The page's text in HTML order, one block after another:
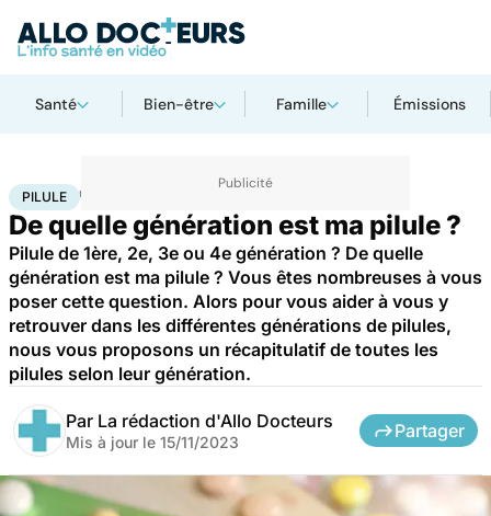
Santé Bien-être Famille Émissions
AccueilSanté
PILULE
De quelle génération est ma pilule ?
Pilule de 1ère, 2e, 3e ou 4e génération ? De quelle
génération est ma pilule ? Vous êtes nombreuses à vous
poser cette question. Alors pour vous aider à vous y
retrouver dans les différentes générations de pilules,
nous vous proposons un récapitulatif de toutes les
pilules selon leur génération.
Par La rédaction d'Allo Docteurs
Mis à jour le 15/11/2023
Partager